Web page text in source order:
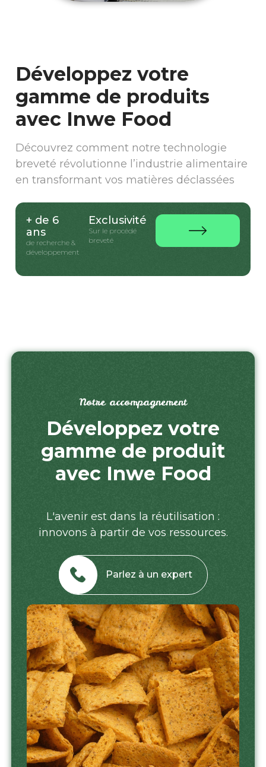
Développez votre
gamme de produits
avec Inwe Food
Découvrez comment notre technologie
breveté révolutionne l’industrie alimentaire
en transformant vos matières déclassées
+ de 6
ans
de recherche &
développement
Exclusivité
Sur le procédé
breveté
Notre accompagnement
Développez votre
gamme de produit
avec Inwe Food
L'avenir est dans la réutilisation :
innovons à partir de vos ressources.
Parlez à un expert